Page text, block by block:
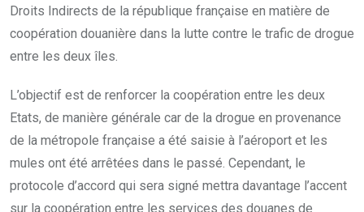
Droits Indirects de la république française en matière de
coopération douanière dans la lutte contre le trafic de drogue
entre les deux îles.
L’objectif est de renforcer la coopération entre les deux
Etats, de manière générale car de la drogue en provenance
de la métropole française a été saisie à l’aéroport et les
mules ont été arrêtées dans le passé. Cependant, le
protocole d’accord qui sera signé mettra davantage l’accent
sur la coopération entre les services des douanes de